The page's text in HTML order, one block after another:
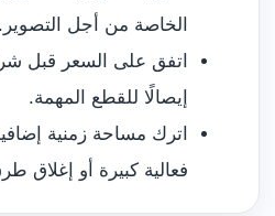
الخاصة من أجل التصوير.
اتفق على السعر قبل
إيصالًا للقطع المهمة.
اترك مساحة زمنية
فعالية كبيرة أو إغلاق